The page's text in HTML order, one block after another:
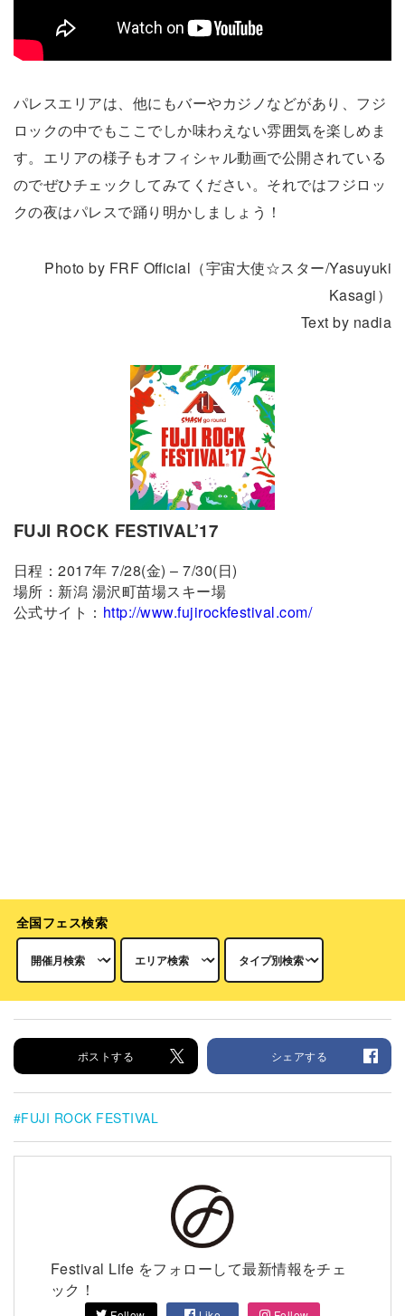
パレスエリアは、他にもバーやカジノなどがあり、フジ
ロックの中でもここでしか味わえない雰囲気を楽しめま
す。エリアの様子もオフィシャル動画で公開されている
のでぜひチェックしてみてください。それではフジロッ
クの夜はパレスで踊り明かしましょう！
Photo by FRF Official（宇宙大使☆スター/Yasuyuki
Kasagi）
Text by nadia
FUJI ROCK FESTIVAL’17
日程：2017年 7/28(金) – 7/30(日)
場所：新潟 湯沢町苗場スキー場
公式サイト： http://www.fujirockfestival.com/
全国フェス検索
ポストする シェアする
FUJI ROCK FESTIVAL
Festival Life をフォローして最新情報をチェ
ック！